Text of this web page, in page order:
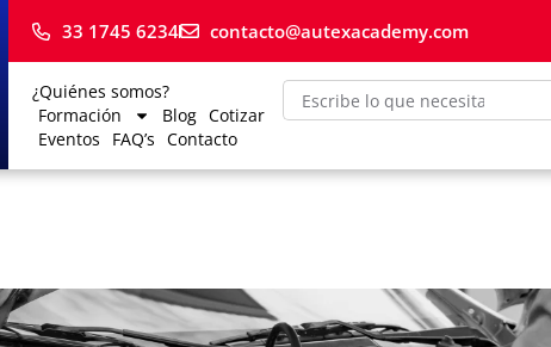
33 1745 6234 contacto@autexacademy.com
¿Quiénes somos?
Formación
Blog Cotizar
Eventos
FAQ’s Contacto